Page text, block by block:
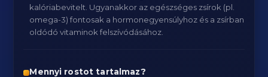
kalóriabevitelt. Ugyanakkor az egészséges zsírok (pl.
omega-3) fontosak a hormonegyensúlyhoz és a zsírban
oldódó vitaminok felszívódásához.
Mennyi rostot tartalmaz?